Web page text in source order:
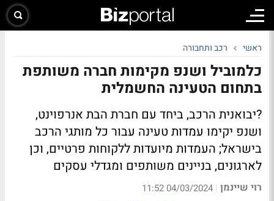
ראשי רכב ותחבורה
כלמוביל ושנפ מקימות חברה משותפת
בתחום הטעינה החשמלית
?יבואנית הרכב, ביחד עם חברת הבת אנרפוינט,
ושנפ יקימו עמדות טעינה עבור כל מותגי הרכב
בישראל; העמדות מיועדות ללקוחות פרטיים, וכן
לארגונים, בניינים משותפים ומגדלי עסקים
רוי שיינמן |
04/03/2024 11:52